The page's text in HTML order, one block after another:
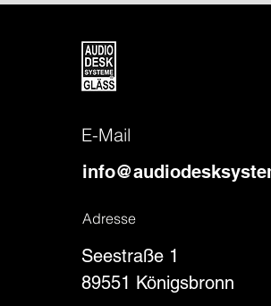
E-Mail
Adresse
Seestraße 1
89551 Königsbronn